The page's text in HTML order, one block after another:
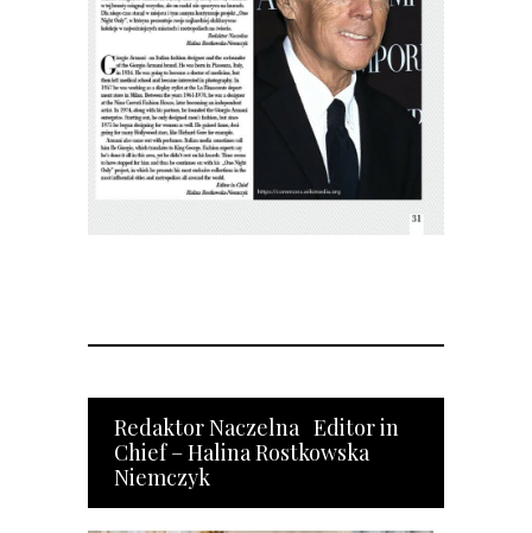
Redaktor Naczelna Editor in
Chief – Halina Rostkowska
Niemczyk